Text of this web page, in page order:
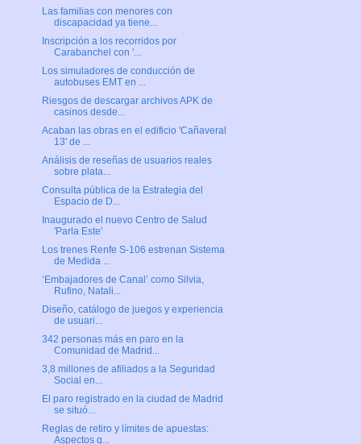
Las familias con menores con
discapacidad ya tiene...
Inscripción a los recorridos por
Carabanchel con '...
Los simuladores de conducción de
autobuses EMT en ...
Riesgos de descargar archivos APK de
casinos desde...
Acaban las obras en el edificio 'Cañaveral
13' de ...
Análisis de reseñas de usuarios reales
sobre plata...
Consulta pública de la Estrategia del
Espacio de D...
Inaugurado el nuevo Centro de Salud
'Parla Este'
Los trenes Renfe S-106 estrenan Sistema
de Medida ...
‘Embajadores de Canal’ como Silvia,
Rufino, Natali...
Diseño, catálogo de juegos y experiencia
de usuari...
342 personas más en paro en la
Comunidad de Madrid...
3,8 millones de afiliados a la Seguridad
Social en...
El paro registrado en la ciudad de Madrid
se situó...
Reglas de retiro y límites de apuestas:
Aspectos q...